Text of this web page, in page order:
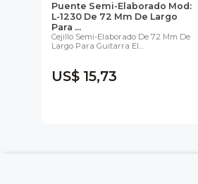
Puente Semi-Elaborado Mod:
L-1230 De 72 Mm De Largo
Para ...
Cejillo Semi-Elaborado De 72 Mm De
Largo Para Guitarra El...
US$ 15,73